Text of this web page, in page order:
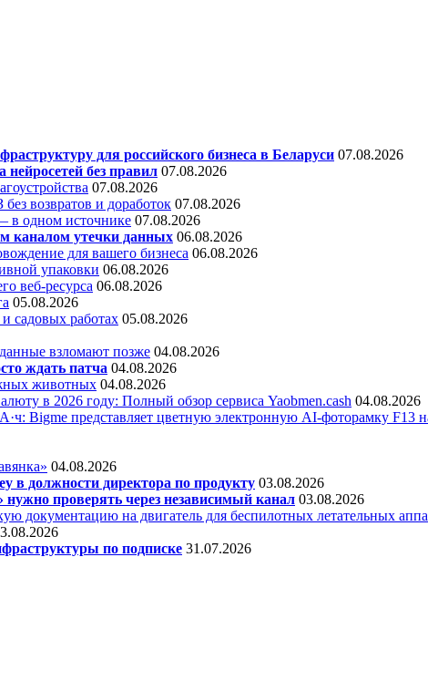
для российского бизнеса в Беларуси 07.08.2026
без правил 07.08.2026
07.08.2026
возвратов и доработок 07.08.2026
в одном источнике 07.08.2026
каналом утечки данных 06.08.2026
для вашего бизнеса 06.08.2026
упаковки 06.08.2026
веб-ресурса 06.08.2026
05.08.2026
садовых работах 05.08.2026
взломают позже 04.08.2026
ждать патча 04.08.2026
животных 04.08.2026
в 2026 году: Полный обзор сервиса Yaobmen.cash 04.08.2026
Bigme представляет цветную электронную AI-фоторамку F13
04.08.2026
в должности директора по продукту 03.08.2026
проверять через независимый канал 03.08.2026
документацию на двигатель для беспилотных летательных
по подписке 31.07.2026